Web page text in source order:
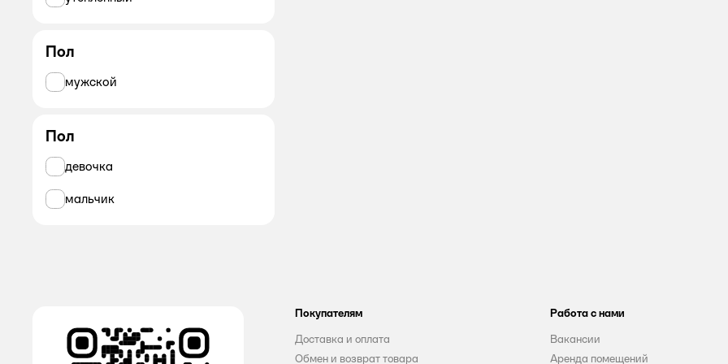
Пол
мужской
Пол
девочка
мальчик
Покупателям
Доставка и оплата
Обмен и возврат товара
Работа с нами
Вакансии
Аренда помещений